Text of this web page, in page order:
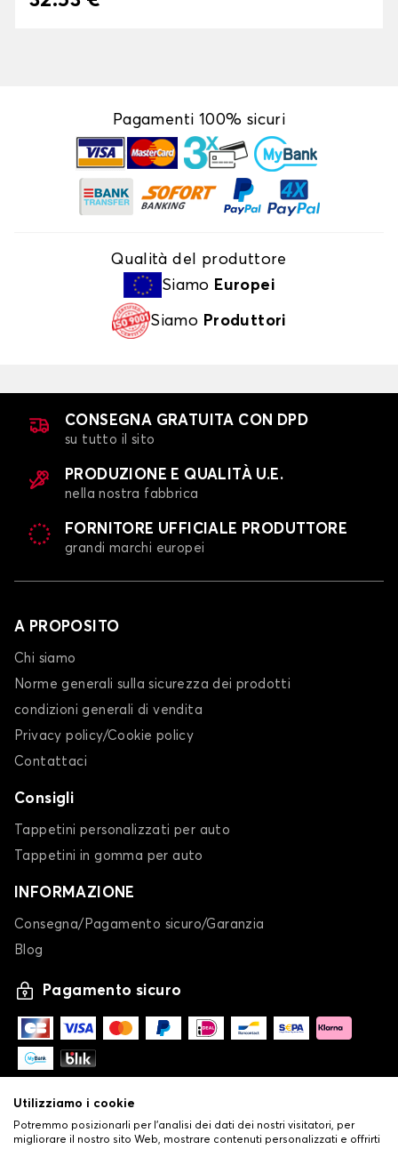
Pagamenti 100% sicuri
Qualità del produttore
Siamo Europei
Siamo Produttori
CONSEGNA GRATUITA CON DPD
su tutto il sito
PRODUZIONE E QUALITÀ U.E.
nella nostra fabbrica
FORNITORE UFFICIALE PRODUTTORE
grandi marchi europei
A PROPOSITO
Chi siamo
Norme generali sulla sicurezza dei prodotti
condizioni generali di vendita
Privacy policy/Cookie policy
Contattaci
Consigli
Tappetini personalizzati per auto
Tappetini in gomma per auto
INFORMAZIONE
Consegna/Pagamento sicuro/Garanzia
Blog
Pagamento sicuro
Utilizziamo i cookie
Potremmo posizionarli per l'analisi dei dati dei nostri visitatori, per
migliorare il nostro sito Web, mostrare contenuti personalizzati e offrirti